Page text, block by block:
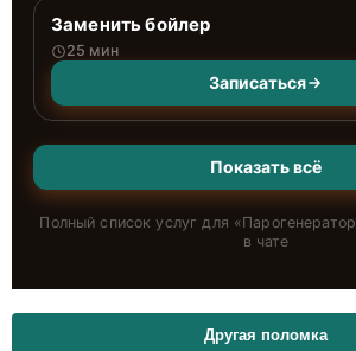
Заменить бойлер
25 мин
Записаться
Показать всё
Полный список услуг для «Парогенератор
в чате
Другая поломка